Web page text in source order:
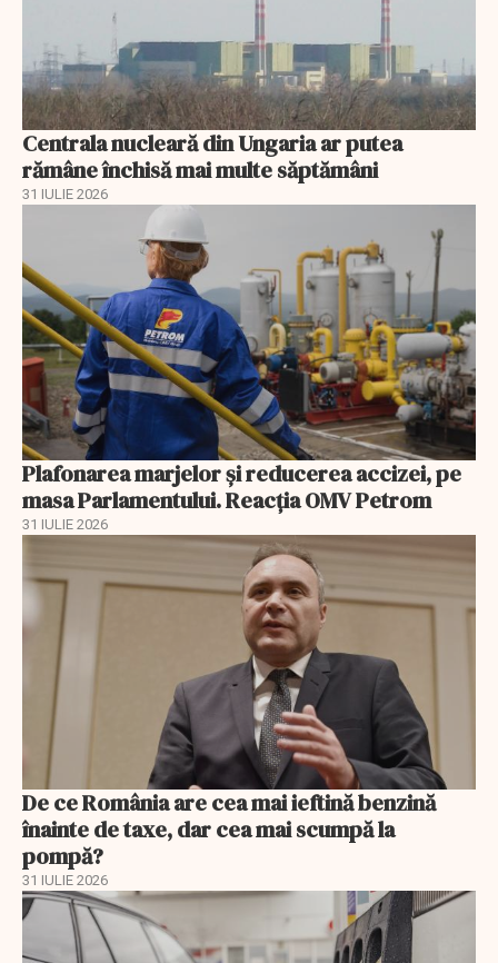
Centrala nucleară din Ungaria ar putea
rămâne închisă mai multe săptămâni
31 IULIE 2026
Plafonarea marjelor și reducerea accizei, pe
masa Parlamentului. Reacția OMV Petrom
31 IULIE 2026
De ce România are cea mai ieftină benzină
înainte de taxe, dar cea mai scumpă la
pompă?
31 IULIE 2026